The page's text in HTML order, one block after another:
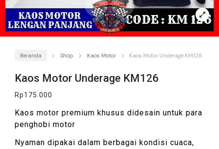
Beranda Shop Kaos Motor Kaos Motor Underage KM126
Kaos Motor Underage KM126
Rp175.000
Kaos motor premium khusus didesain untuk para
penghobi motor
Nyaman dipakai dalam berbagai kondisi cuaca,